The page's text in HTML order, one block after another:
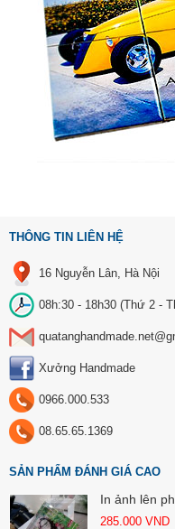
THÔNG TIN LIÊN HỆ
16 Nguyễn Lân, Hà Nội
08h:30 - 18h30 (Thứ 2 -
Xưởng Handmade
0966.000.533
08.65.65.1369
SẢN PHẨM ĐÁNH GIÁ CAO
In ảnh lên
285.000 VND